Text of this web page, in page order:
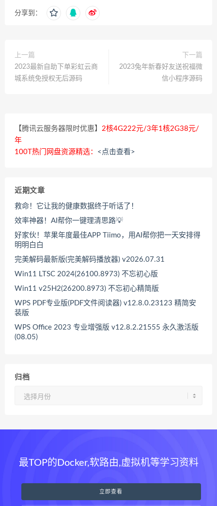
分享到：
上一篇
2023最新自助下单彩虹云商
城系统免授权无后源码
下一篇
2023兔年新春好友送祝福微
信小程序源码
【腾讯云服务器限时优惠】 2核4G222元/3年1核2G38元/
年
100T热门网盘资源精选： <点击查看>
近期文章
救命！它让我的健康数据终于听话了！
效率神器！AI帮你一键理清思路💡
好家伙！苹果年度最佳APP Tiimo，用AI帮你把一天安排得
明明白白
完美解码最新版(完美解码播放器) v2026.07.31
Win11 LTSC 2024(26100.8973) 不忘初心版
Win11 v25H2(26200.8973) 不忘初心精简版
WPS PDF专业版(PDF文件阅读器) v12.8.0.23123 精简安
装版
WPS Office 2023 专业增强版 v12.8.2.21555 永久激活版
(08.05)
归档
最TOP的Docker,软路由,虚拟机等学习资料
立即查看